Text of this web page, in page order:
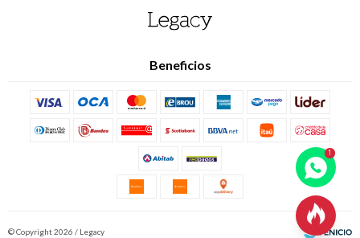
Beneficios
© Copyright 2026 / Legacy
